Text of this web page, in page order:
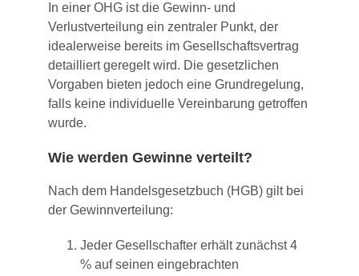
In einer OHG ist die Gewinn- und
Verlustverteilung ein zentraler Punkt, der
idealerweise bereits im Gesellschaftsvertrag
detailliert geregelt wird. Die gesetzlichen
Vorgaben bieten jedoch eine Grundregelung,
falls keine individuelle Vereinbarung getroffen
wurde.
Wie werden Gewinne verteilt?
Nach dem Handelsgesetzbuch (HGB) gilt bei
der Gewinnverteilung:
Jeder Gesellschafter erhält zunächst 4
% auf seinen eingebrachten